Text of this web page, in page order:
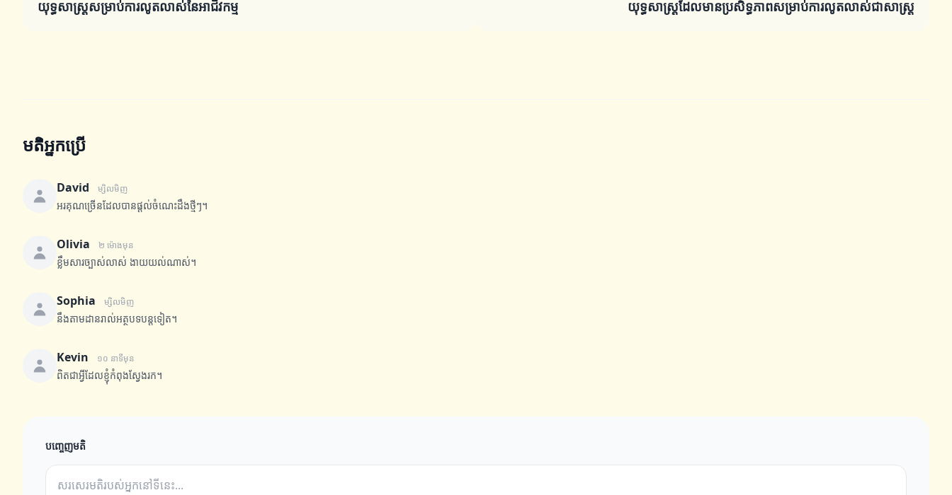
យុទ្ធសាស្ត្រសម្រាប់ការលូតលាស់នៃអាជីវកម្ម យុទ្ធសាស្ត្រដែលមានប្រសិទ្ធភាពសម្រាប់ការលូតលាស់ជាសាស្ត្រ
មតិអ្នកប្រើ
David ម្សិលមិញ
អរគុណច្រើនដែលបានផ្តល់ចំណេះដឹងថ្មីៗ។
Olivia ២ ម៉ោងមុន
ខ្លឹមសារច្បាស់លាស់ ងាយយល់ណាស់។
Sophia ម្សិលមិញ
នឹងតាមដានរាល់អត្ថបទបន្តទៀត។
Kevin ១០ នាទីមុន
ពិតជាអ្វីដែលខ្ញុំកំពុងស្វែងរក។
បញ្ចេញមតិ